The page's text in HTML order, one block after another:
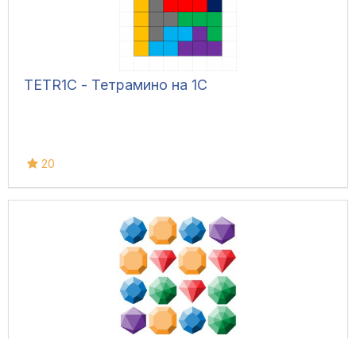
TETR1C - Тетрамино на 1С
20